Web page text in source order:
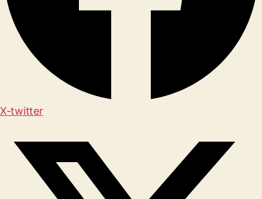
X-twitter